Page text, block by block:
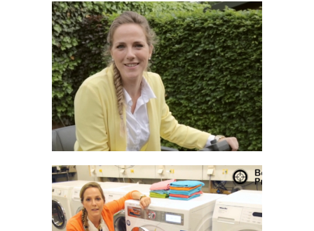
Boek over succesformule
participatiemaatschappij Wadinko